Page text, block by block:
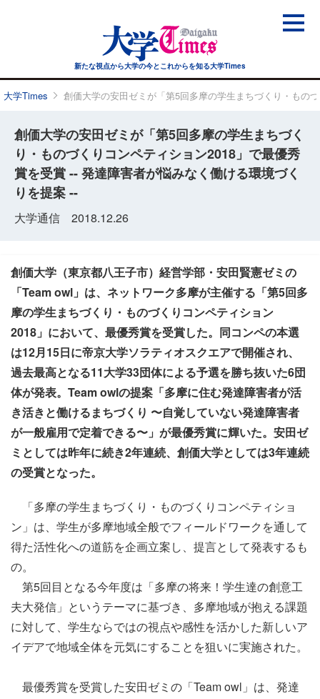
新たな視点から大学の今とこれからを知る大学Times
大学Times 創価大学の安田ゼミが「第5回多摩の学生まちづくり・もの
創価大学の安田ゼミが「第5回多摩の学生まちづく
り・ものづくりコンペティション2018」で最優秀
賞を受賞 -- 発達障害者が悩みなく働ける環境づく
りを提案 --
大学通信 2018.12.26
創価大学（東京都八王子市）経営学部・安田賢憲ゼミの
「Team owl」は、ネットワーク多摩が主催する「第5回多
摩の学生まちづくり・ものづくりコンペティション
2018」において、最優秀賞を受賞した。同コンペの本選
は12月15日に帝京大学ソラティオスクエアで開催され、
過去最高となる11大学33団体による予選を勝ち抜いた6団
体が発表。Team owlの提案「多摩に住む発達障害者が活
き活きと働けるまちづくり 〜自覚していない発達障害者
が一般雇用で定着できる〜」が最優秀賞に輝いた。安田ゼ
ミとしては昨年に続き2年連続、創価大学としては3年連続
の受賞となった。
「多摩の学生まちづくり・ものづくりコンペティショ
ン」は、学生が多摩地域全般でフィールドワークを通して
得た活性化への道筋を企画立案し、提言として発表するも
の。
第5回目となる今年度は「多摩の将来！学生達の創意工
夫大発信」というテーマに基づき、多摩地域が抱える課題
に対して、学生ならではの視点や感性を活かした新しいア
イデアで地域全体を元気にすることを狙いに実施された。
最優秀賞を受賞した安田ゼミの「Team owl」は、発達